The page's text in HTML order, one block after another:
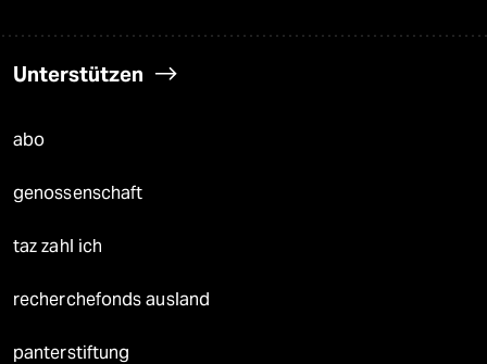
Unterstützen
abo
genossenschaft
taz zahl ich
recherchefonds ausland
panterstiftung